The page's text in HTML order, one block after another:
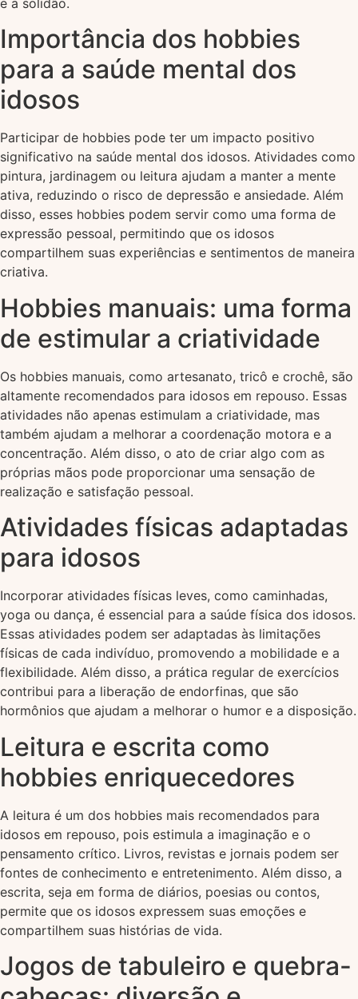
e a solidão.
Importância dos hobbies
para a saúde mental dos
idosos
Participar de hobbies pode ter um impacto positivo
significativo na saúde mental dos idosos. Atividades como
pintura, jardinagem ou leitura ajudam a manter a mente
ativa, reduzindo o risco de depressão e ansiedade. Além
disso, esses hobbies podem servir como uma forma de
expressão pessoal, permitindo que os idosos
compartilhem suas experiências e sentimentos de maneira
criativa.
Hobbies manuais: uma forma
de estimular a criatividade
Os hobbies manuais, como artesanato, tricô e crochê, são
altamente recomendados para idosos em repouso. Essas
atividades não apenas estimulam a criatividade, mas
também ajudam a melhorar a coordenação motora e a
concentração. Além disso, o ato de criar algo com as
próprias mãos pode proporcionar uma sensação de
realização e satisfação pessoal.
Atividades físicas adaptadas
para idosos
Incorporar atividades físicas leves, como caminhadas,
yoga ou dança, é essencial para a saúde física dos idosos.
Essas atividades podem ser adaptadas às limitações
físicas de cada indivíduo, promovendo a mobilidade e a
flexibilidade. Além disso, a prática regular de exercícios
contribui para a liberação de endorfinas, que são
hormônios que ajudam a melhorar o humor e a disposição.
Leitura e escrita como
hobbies enriquecedores
A leitura é um dos hobbies mais recomendados para
idosos em repouso, pois estimula a imaginação e o
pensamento crítico. Livros, revistas e jornais podem ser
fontes de conhecimento e entretenimento. Além disso, a
escrita, seja em forma de diários, poesias ou contos,
permite que os idosos expressem suas emoções e
compartilhem suas histórias de vida.
Jogos de tabuleiro e quebra-